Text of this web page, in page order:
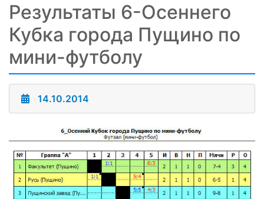
Результаты 6-Осеннего
Кубка города Пущино по
мини-футболу
14.10.2014